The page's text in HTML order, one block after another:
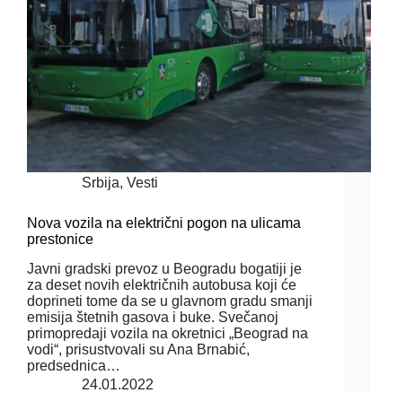
Srbija, Vesti
Nova vozila na električni pogon na ulicama
prestonice
Javni gradski prevoz u Beogradu bogatiji je
za deset novih električnih autobusa koji će
doprineti tome da se u glavnom gradu smanji
emisija štetnih gasova i buke. Svečanoj
primopredaji vozila na okretnici „Beograd na
vodi“, prisustvovali su Ana Brnabić,
predsednica…
24.01.2022